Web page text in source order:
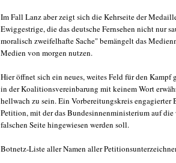
Im Fall Lanz aber zeigt sich die Kehrseite der
Ewiggestrige, die das deutsche Fernsehen nicht nur
moralisch zweifelhafte Sache" bemängelt das
Medien von morgen nutzen.
Hier öffnet sich ein neues, weites Feld für den
in der Koalitionsvereinbarung mit keinem Wort
hellwach zu sein. Ein Vorbereitungskreis engagierter
Petition, mit der das Bundesinnenministerium auf
falschen Seite hingewiesen werden soll.
Botnetz-Liste aller Namen aller